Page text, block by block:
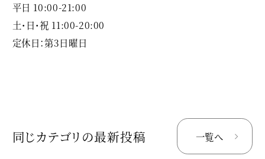
平日 10:00-21:00
土・日・祝 11:00-20:00
定休日：第3日曜日
同じカテゴリの最新投稿 一覧へ